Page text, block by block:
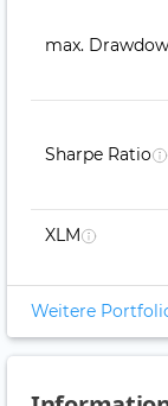
max.
Sharpe Ratio
XLM
Weitere